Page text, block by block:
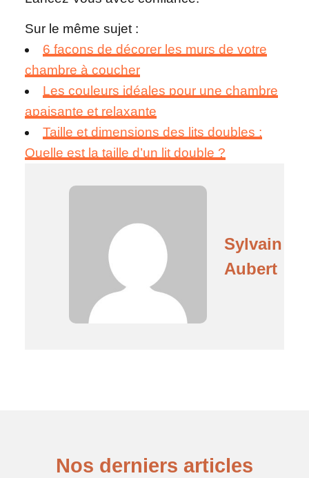
Sur le même sujet :
6 façons de décorer les murs de votre
chambre à coucher
Les couleurs idéales pour une chambre
apaisante et relaxante
Taille et dimensions des lits doubles :
Quelle est la taille d’un lit double ?
Sylvain
Aubert
Nos derniers articles